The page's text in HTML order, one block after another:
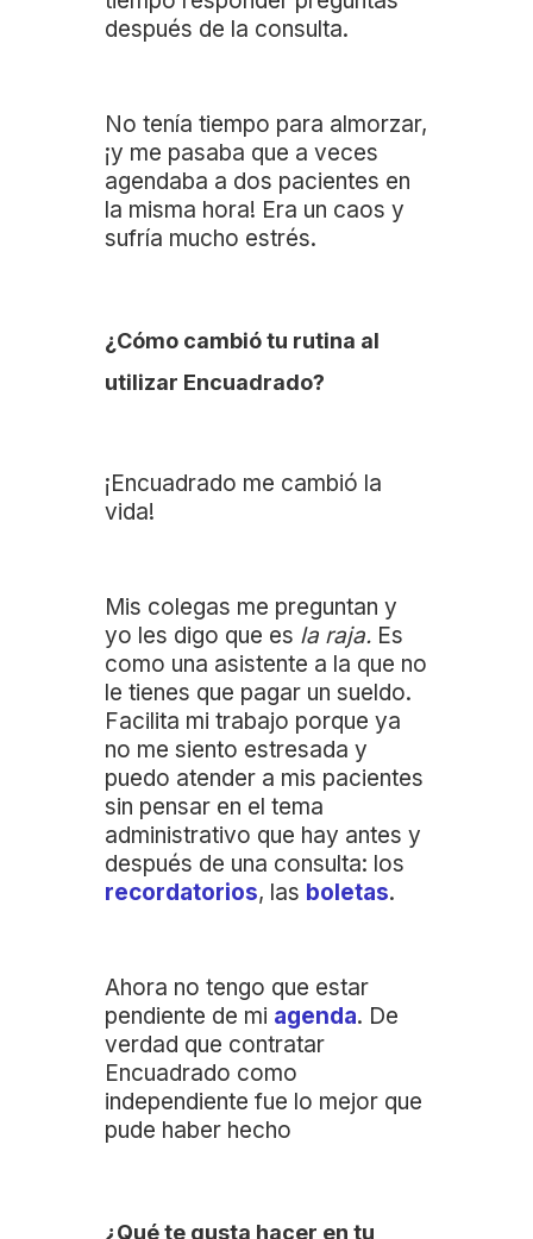
después de la consulta.
No tenía tiempo para almorzar,
¡y me pasaba que a veces
agendaba a dos pacientes en
la misma hora! Era un caos y
sufría mucho estrés.
¿Cómo cambió tu rutina al
utilizar Encuadrado?
¡Encuadrado me cambió la
vida!
Mis colegas me preguntan y
yo les digo que es la raja. Es
como una asistente a la que no
le tienes que pagar un sueldo.
Facilita mi trabajo porque ya
no me siento estresada y
puedo atender a mis pacientes
sin pensar en el tema
administrativo que hay antes y
después de una consulta: los
recordatorios, las boletas.
Ahora no tengo que estar
pendiente de mi agenda. De
verdad que contratar
Encuadrado como
independiente fue lo mejor que
pude haber hecho
¿Qué te gusta hacer en tu